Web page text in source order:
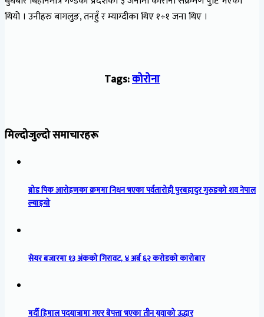
थियो । उनीहरु बागलुङ, तनहुँ र म्याग्दीका थिए १÷१ जना थिए ।
Tags:कोरोना
मिल्दोजुल्दो समाचारहरू
ब्रोड पिक आरोहणका क्रममा निधन भएका पर्वतारोही पुरबहादुर गुरुङको शव नेपाल
ल्याइयो
सेयर बजारमा १३ अंकको गिरावट, ४ अर्ब ६२ करोडको कारोबार
मर्दी हिमाल पदयात्रामा गएर बेपत्ता भएका तीन युवाको उद्धार